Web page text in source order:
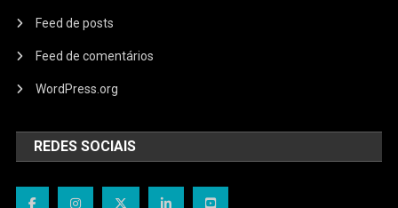
Feed de posts
Feed de comentários
WordPress.org
REDES SOCIAIS